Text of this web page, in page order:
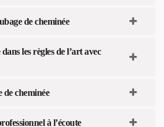
de cheminée
les règles de l’art avec
cheminée
à l’écoute